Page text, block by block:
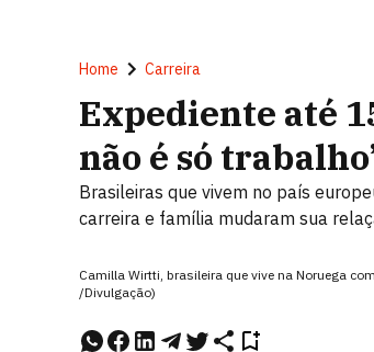
Home Carreira
Expediente até
não é só
Brasileiras que vivem no país
carreira e família mudaram sua
Camilla Wirtti, brasileira que vive na Noruega
/Divulgação)